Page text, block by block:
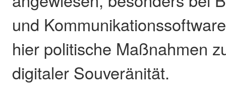
und
hier politische Maßnahmen
digitaler Souveränität.